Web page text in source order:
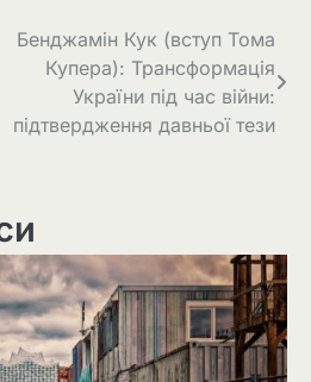
Бенджамін Кук (вступ Тома
Купера): Трансформація
України під час війни:
підтвердження давньої тези